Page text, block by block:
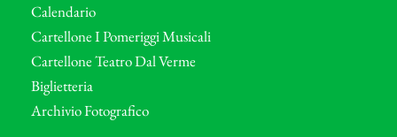
Calendario
Cartellone I Pomeriggi Musicali
Cartellone Teatro Dal Verme
Biglietteria
Archivio Fotografico